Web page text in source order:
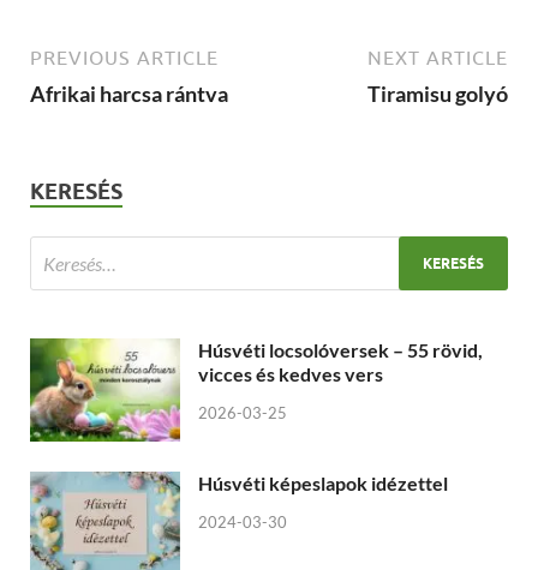
PREVIOUS ARTICLE
Afrikai harcsa rántva
NEXT ARTICLE
Tiramisu golyó
KERESÉS
Húsvéti locsolóversek – 55 rövid,
vicces és kedves vers
2026-03-25
Húsvéti képeslapok idézettel
2024-03-30